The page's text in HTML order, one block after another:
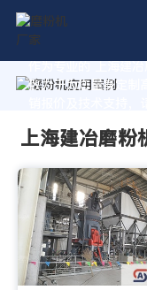
作为专业的 上海建
致力于为您量身定制
上海建冶磨粉